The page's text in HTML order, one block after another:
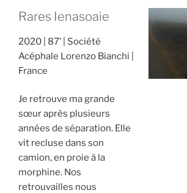
Rares Ienasoaie
2020 87’
Société
Acéphale Lorenzo Bianchi
France
Je retrouve ma grande
sœur après plusieurs
années de séparation. Elle
vit recluse dans son
camion, en proie à la
morphine. Nos
retrouvailles nous